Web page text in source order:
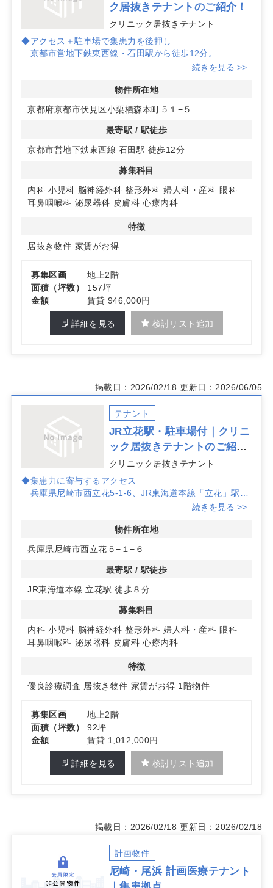
ク居抜きテナントのご紹介！
クリニック居抜きテナント
◆アクセス＋駐車場で集患力を後押し
京都市営地下鉄東西線・石田駅から徒歩12分。
駐車場があり、通院ニーズのある近隣住民と車来院の双
住宅 エリアに位置し、日常受診を想定した導線づくり
◆居抜きの強みで立ち上げ効率化
能性があります。
間・手間を抑える余地があります。
現地で状態をご確認ください。
続きを見る >>
物件所在地
京都府京都市伏見区小栗栖森本町５１−５
最寄駅 / 駅徒歩
京都市営地下鉄東西線 石田駅 徒歩12分
募集科目
内科 小児科 脳神経外科 整形外科 婦人科・産科 眼科
耳鼻咽喉科 泌尿器科 皮膚科 心療内科
特徴
居抜き物件 家賃がお得
募集区画
地上2階
面積（坪数）
157坪
金額
賃貸 946,000円
詳細を見る 検討リスト追加
掲載日：2026/02/18 更新日：2026/06/05
テナント
JR立花駅・駐車場付｜クリニ
ック居抜きテナントのご紹
介！
クリニック居抜きテナント
◆集患力に寄与するアクセス
兵庫県尼崎市西立花5-1-6、JR東海道本線「立花」駅徒
く、地域密着と 広域からの受診のバランスを取りやすい
◆幅広い診療科に対応。
診療圏科目は整形外科。
開業スケジュールに合わせた調整が可能です。
詳細はお問い合わせください！
続きを見る >>
物件所在地
兵庫県尼崎市西立花５−１−６
最寄駅 / 駅徒歩
JR東海道本線 立花駅 徒歩８分
募集科目
内科 小児科 脳神経外科 整形外科 婦人科・産科 眼科
耳鼻咽喉科 泌尿器科 皮膚科 心療内科
特徴
優良診療調査 居抜き物件 家賃がお得 1階物件
募集区画
地上2階
面積（坪数）
92坪
金額
賃貸 1,012,000円
詳細を見る 検討リスト追加
掲載日：2026/02/18 更新日：2026/02/18
計画物件
尼崎・尾浜 計画医療テナント